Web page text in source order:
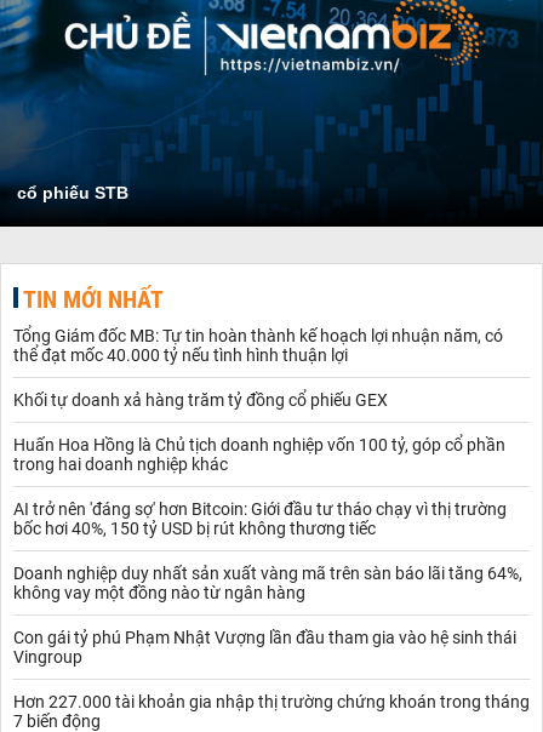
cổ phiếu STB
TIN MỚI NHẤT
Tổng Giám đốc MB: Tự tin hoàn thành kế hoạch lợi nhuận năm, có
thể đạt mốc 40.000 tỷ nếu tình hình thuận lợi
Khối tự doanh xả hàng trăm tỷ đồng cổ phiếu GEX
Huấn Hoa Hồng là Chủ tịch doanh nghiệp vốn 100 tỷ, góp cổ phần
trong hai doanh nghiệp khác
AI trở nên 'đáng sợ' hơn Bitcoin: Giới đầu tư tháo chạy vì thị trường
bốc hơi 40%, 150 tỷ USD bị rút không thương tiếc
Doanh nghiệp duy nhất sản xuất vàng mã trên sàn báo lãi tăng 64%,
không vay một đồng nào từ ngân hàng
Con gái tỷ phú Phạm Nhật Vượng lần đầu tham gia vào hệ sinh thái
Vingroup
Hơn 227.000 tài khoản gia nhập thị trường chứng khoán trong tháng
7 biến động